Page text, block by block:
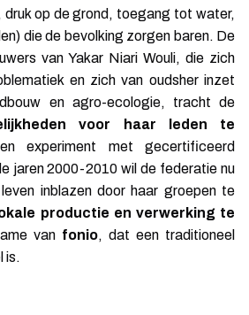
druk op de grond, toegang tot water,
die de bevolking zorgen baren. De
van Yakar Niari Wouli, die zich
en zich van oudsher inzet
en agro-ecologie, tracht de
voor haar leden te
experiment met gecertificeerd
jaren 2000-2010 wil de federatie nu
inblazen door haar groepen te
productie en verwerking te
van fonio, dat een traditioneel
is.